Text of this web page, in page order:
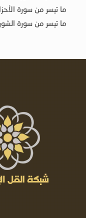
ما تيسر من سورة
ما تيسر من سورة